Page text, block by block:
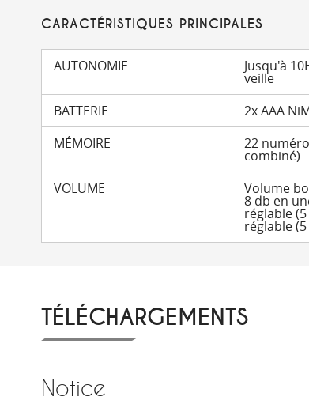
CARACTÉRISTIQUES PRINCIPALES
AUTONOMIE Jusqu'à
veille
BATTERIE
2x AAA
MÉMOIRE
22
combiné)
VOLUME
Volume
8 db en
réglable
réglable
TÉLÉCHARGEMENTS
Notice